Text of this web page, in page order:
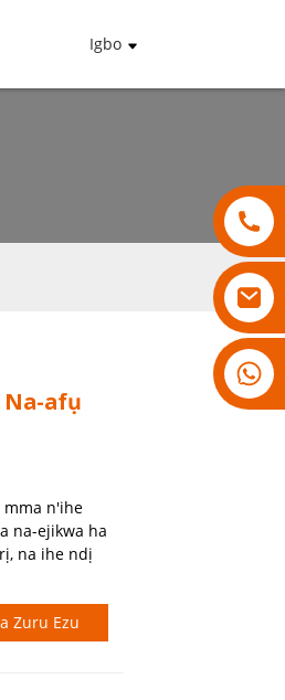
Igbo
Na-afụ
mma n'ihe
na-ejikwa ha
na ihe ndị
Zuru Ezu